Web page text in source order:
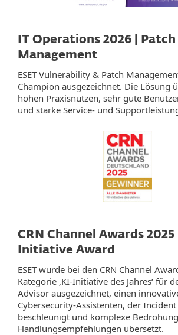
IT Operations 2026 | Patch
Management
ESET Vulnerability & Patch
Champion ausgezeichnet. Die Lösung
hohen Praxisnutzen, sehr gute
und starke Service‑ und
CRN Channel Awards
Initiative Award
ESET wurde bei den CRN Channel
Kategorie ‚KI-Initiative des Jahres‘ für
Advisor ausgezeichnet, einen
Cybersecurity-Assistenten, der Incident
beschleunigt und komplexe
Handlungsempfehlungen übersetzt.